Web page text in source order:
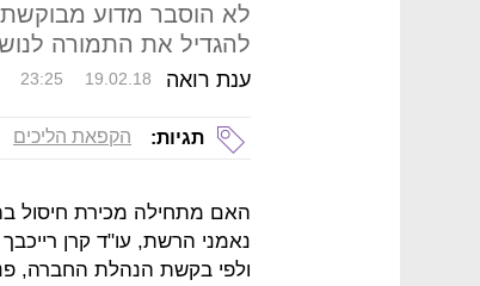
לא הוסבר מדוע
להגדיל את התמורה
ענת רואה 23:25 19.02.18
תגיות: הקפאת הליכים
האם מתחילה מכירת חיסול
נאמני הרשת, עו"ד קרן
ולפי בקשת הנהלת החברה,